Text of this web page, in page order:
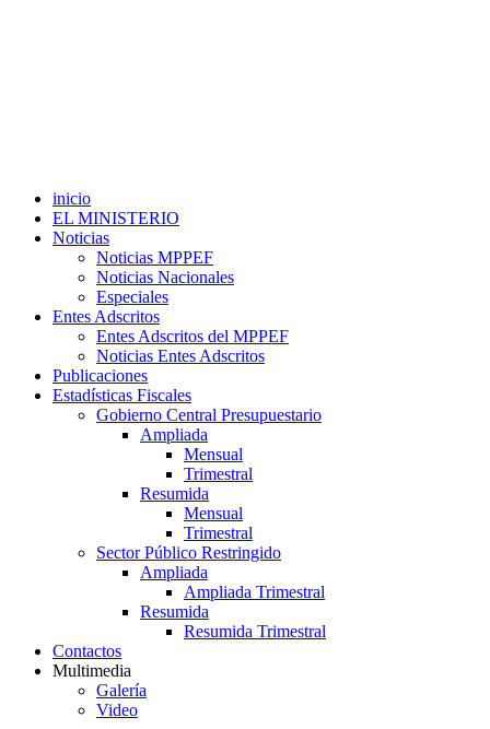
inicio
EL MINISTERIO
Noticias
Noticias MPPEF
Noticias Nacionales
Especiales
Entes Adscritos
Entes Adscritos del MPPEF
Noticias Entes Adscritos
Publicaciones
Estadísticas Fiscales
Gobierno Central Presupuestario
Ampliada
Mensual
Trimestral
Resumida
Mensual
Trimestral
Sector Público Restringido
Ampliada
Ampliada Trimestral
Resumida
Resumida Trimestral
Contactos
Multimedia
Galería
Video